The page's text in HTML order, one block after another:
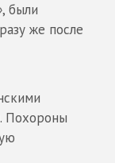
, были
же после
Похороны